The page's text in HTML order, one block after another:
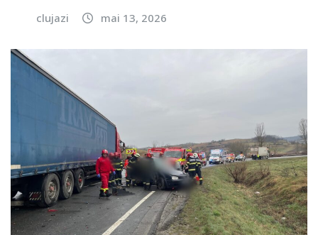
clujazi mai 13, 2026